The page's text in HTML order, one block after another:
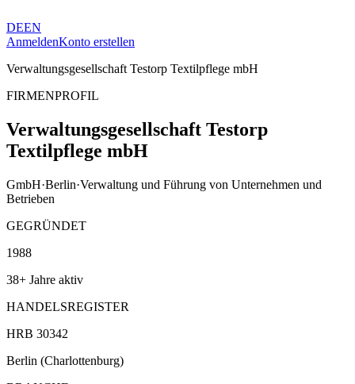
DEEN
AnmeldenKonto erstellen
Verwaltungsgesellschaft Testorp Textilpflege mbH
FIRMENPROFIL
Verwaltungsgesellschaft Testorp
Textilpflege mbH
GmbH·Berlin·Verwaltung und Führung von Unternehmen und
Betrieben
GEGRÜNDET
1988
38+ Jahre aktiv
HANDELSREGISTER
HRB 30342
Berlin (Charlottenburg)